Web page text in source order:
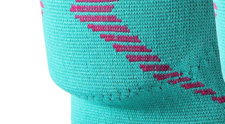
баскетбол/
волейбол
Щитки
футбольные
Наколенники
Бутсы/
футзалки
Скейты, самокаты,
круизёры
Скандинавская
ходьба